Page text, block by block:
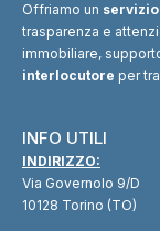
Offriamo un
trasparenza e
immobiliare,
interlocutore per
INFO UTILI
INDIRIZZO:
Via Governolo 9/D
10128 Torino (TO)